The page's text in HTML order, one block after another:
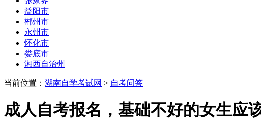
益阳市
郴州市
永州市
怀化市
娄底市
湘西自治州
当前位置： 湖南自学考试网 > 自考问答
成人自考报名，基础不好的女生应